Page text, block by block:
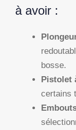
à avoir :
bosse.
Pistolet
certains